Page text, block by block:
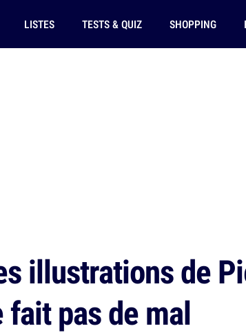
LISTES TESTS & QUIZ SHOPPING
illustrations de
fait pas de mal